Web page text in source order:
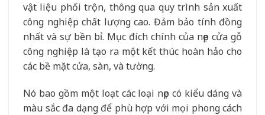
vật liệu phối trộn, thông qua quy trình sản xuất
công nghiệp chất lượng cao. Đảm bảo tính đồng
nhất và sự bền bỉ. Mục đích chính của nẹp cửa gỗ
công nghiệp là tạo ra một kết thúc hoàn hảo cho
các bề mặt cửa, sàn, và tường.
Nó bao gồm một loạt các loại nẹp có kiểu dáng và
màu sắc đa dạng để phù hợp với mọi phong cách